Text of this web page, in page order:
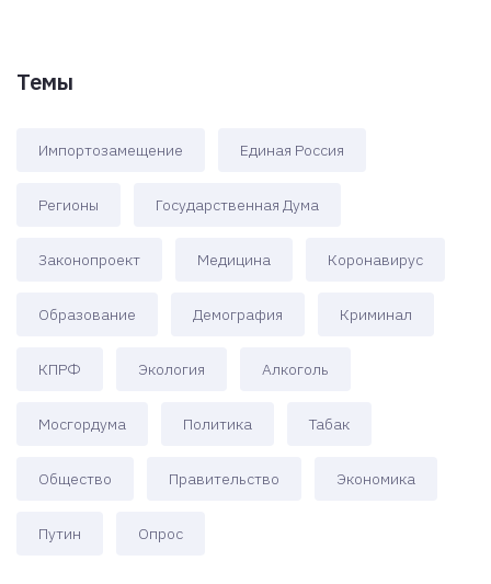
Темы
Импортозамещение Единая Россия
Регионы Государственная Дума
Законопроект Медицина Коронавирус
Образование Демография Криминал
КПРФ Экология Алкоголь
Мосгордума Политика Табак
Общество Правительство Экономика
Путин Опрос